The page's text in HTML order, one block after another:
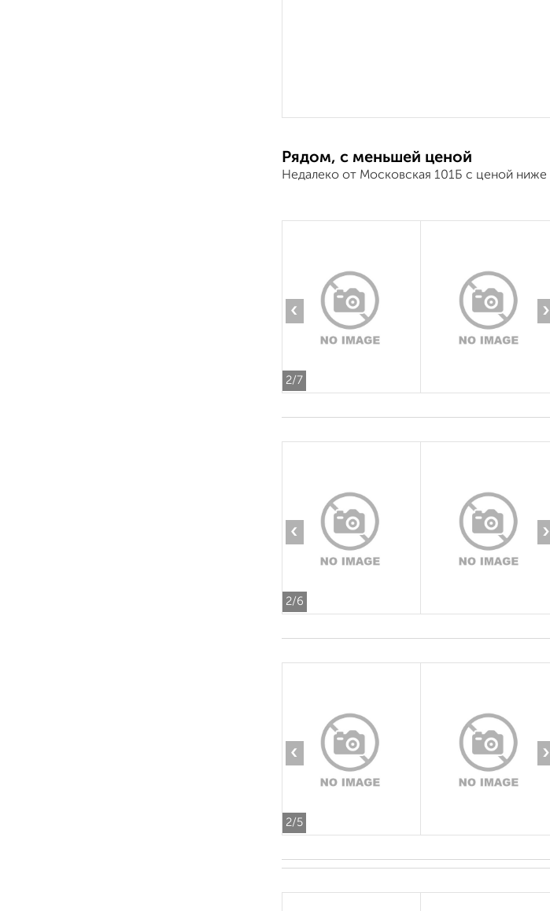
Рядом, с меньшей ценой
Недалеко от Московская 101Б с ценой ниже
2/7
‹ ›
2/6
‹ ›
2/5
‹ ›